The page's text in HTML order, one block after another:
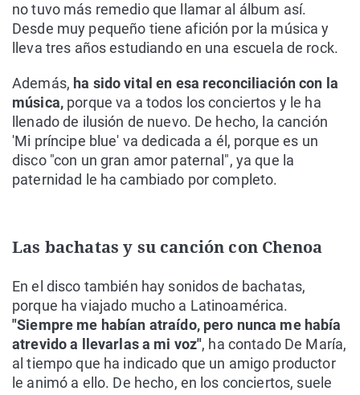
no tuvo más remedio que llamar al álbum así.
Desde muy pequeño tiene afición por la música y
lleva tres años estudiando en una escuela de rock.
Además, ha sido vital en esa reconciliación con la
música, porque va a todos los conciertos y le ha
llenado de ilusión de nuevo. De hecho, la canción
'Mi príncipe blue' va dedicada a él, porque es un
disco "con un gran amor paternal", ya que la
paternidad le ha cambiado por completo.
Las bachatas y su canción con Chenoa
En el disco también hay sonidos de bachatas,
porque ha viajado mucho a Latinoamérica.
"Siempre me habían atraído, pero nunca me había
atrevido a llevarlas a mi voz", ha contado De María,
al tiempo que ha indicado que un amigo productor
le animó a ello. De hecho, en los conciertos, suele